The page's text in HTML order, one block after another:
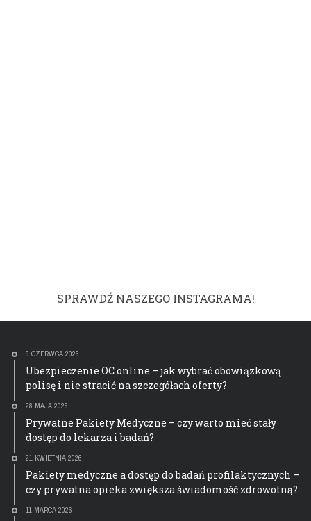
SPRAWDŹ NASZEGO INSTAGRAMA!
9 CZERWCA 2026
Ubezpieczenie OC online – jak wybrać obowiązkową
polisę i nie stracić na szczegółach oferty?
28 MAJA 2026
Prywatne Pakiety Medyczne – czy warto mieć stały
dostęp do lekarza i badań?
21 KWIETNIA 2026
Pakiety medyczne a dostęp do badań profilaktycznych –
czy prywatna opieka zwiększa świadomość zdrowotną?
11 MARCA 2026